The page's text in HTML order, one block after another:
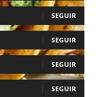
SEGUIR
SEGUIR
SEGUIR
SEGUIR